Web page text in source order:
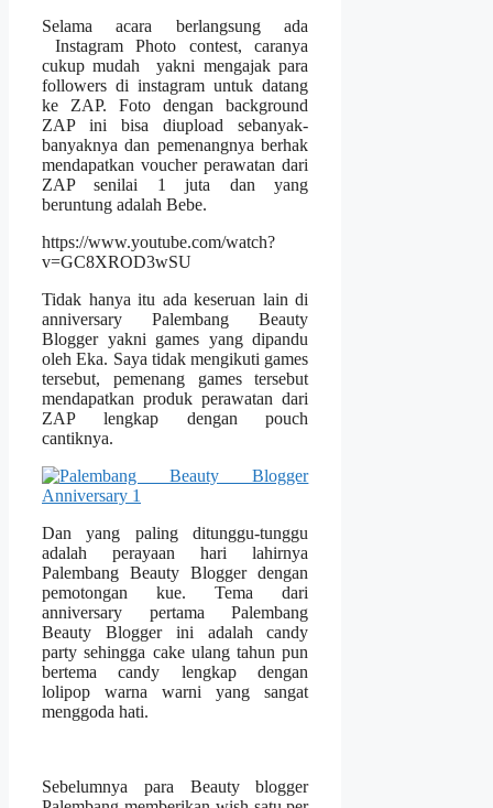
Selama acara berlangsung ada
Instagram Photo contest, caranya
cukup mudah yakni mengajak para
followers di instagram untuk datang
ke ZAP. Foto dengan background
ZAP ini bisa diupload sebanyak-
banyaknya dan pemenangnya berhak
mendapatkan voucher perawatan dari
ZAP senilai 1 juta dan yang
beruntung adalah Bebe.
https://www.youtube.com/watch?
v=GC8XROD3wSU
Tidak hanya itu ada keseruan lain di
anniversary Palembang Beauty
Blogger yakni games yang dipandu
oleh Eka. Saya tidak mengikuti games
tersebut, pemenang games tersebut
mendapatkan produk perawatan dari
ZAP lengkap dengan pouch
cantiknya.
Dan yang paling ditunggu-tunggu
adalah perayaan hari lahirnya
Palembang Beauty Blogger dengan
pemotongan kue. Tema dari
anniversary pertama Palembang
Beauty Blogger ini adalah candy
party sehingga cake ulang tahun pun
bertema candy lengkap dengan
lolipop warna warni yang sangat
menggoda hati.
Sebelumnya para Beauty blogger